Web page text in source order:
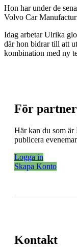
Hon har under de
Volvo Car
Idag arbetar Ulrika
där hon bidrar till att
kombination med ny
För
Här kan du som
publicera
Logga in
Skapa Konto
Kontakt